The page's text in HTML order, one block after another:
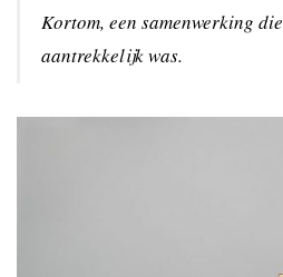
Kortom, een samenwerking
aantrekkelijk was.